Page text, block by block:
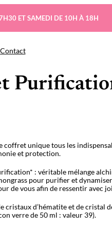
ET SAMEDI DE 10H À 18H
Contact
coffret unique tous les
et protection.
: véritable mélange
pour purifier et
de vous afin de ressentir avec
cristaux d’hématite et de cristal
verre de 50 ml : valeur 39).